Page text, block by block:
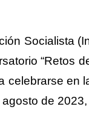
Socialista
“Retos
celebrarse en
de